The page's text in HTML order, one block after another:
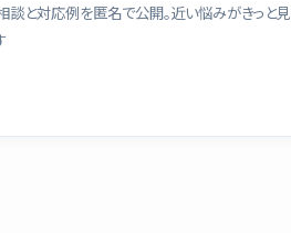
談と対応例を匿名で公開。近い悩みがきっと見